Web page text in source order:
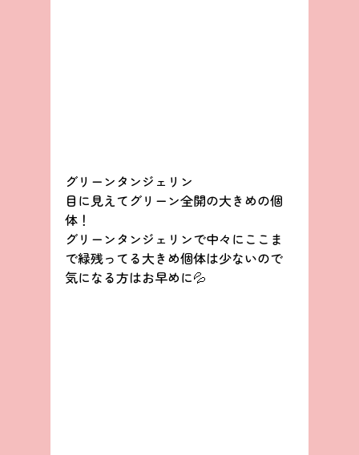
グリーンタンジェリン
目に見えてグリーン全開の大きめの個
体！
グリーンタンジェリンで中々にここま
で緑残ってる大きめ個体は少ないので
気になる方はお早めに💦